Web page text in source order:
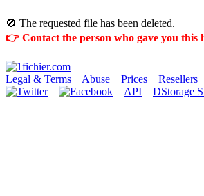
🚫 The requested file has been deleted.
👉 Contact the person who gave you
Legal & Terms Abuse Prices Resellers
API
DStorage